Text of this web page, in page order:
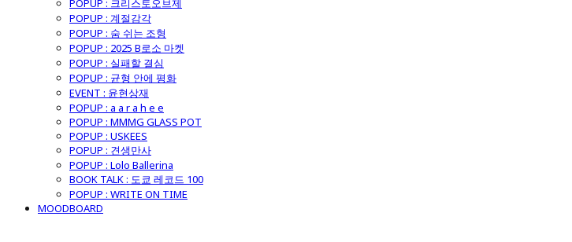
POPUP : 크리스토오브제
POPUP : 계절감각
POPUP : 숨 쉬는 조형
POPUP : 2025 B로소 마켓
POPUP : 실패할 결심
POPUP : 균형 안에 평화
EVENT : 윤현상재
POPUP : a a r a h e e
POPUP : MMMG GLASS POT
POPUP : USKEES
POPUP : 견생만사
POPUP : Lolo Ballerina
BOOK TALK : 도쿄 레코드 100
POPUP : WRITE ON TIME
MOODBOARD